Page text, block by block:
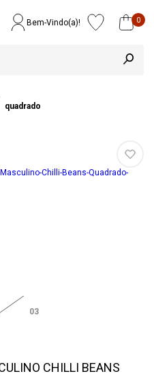
Bem-Vindo(a)! 0
quadrado
03
CHILLI BEANS